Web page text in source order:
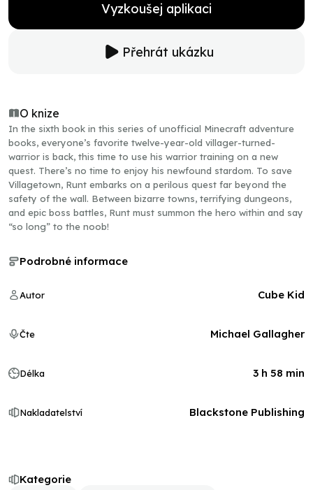
Vyzkoušej aplikaci
Přehrát ukázku
O knize
In the sixth book in this series of unofficial Minecraft adventure
books, everyone’s favorite twelve-year-old villager-turned-
warrior is back, this time to use his warrior training on a new
quest. There’s no time to enjoy his newfound stardom. To save
Villagetown, Runt embarks on a perilous quest far beyond the
safety of the wall. Between bizarre towns, terrifying dungeons,
and epic boss battles, Runt must summon the hero within and say
“so long” to the noob!
Kategorie
Podrobné informace
Autor Cube Kid
Čte Michael Gallagher
Délka 3 h 58 min
Nakladatelství Blackstone Publishing